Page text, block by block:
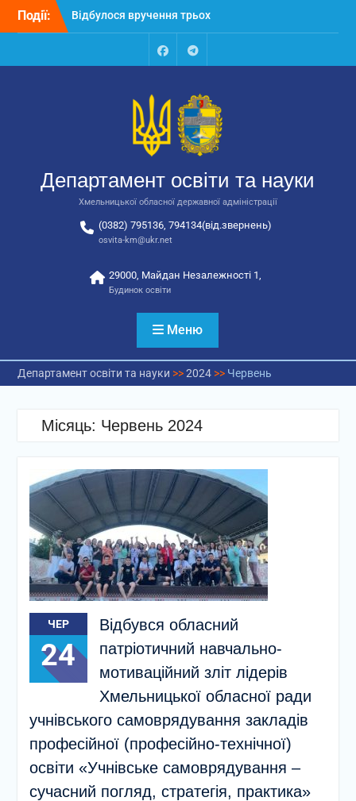
Перейти
Події:
Відбулося вручення трьох
автобусів для потреб
Відбулося засідання
освіти та науки обласної
державної адміністрації
Відбулась обласна
національно-патріотичне
виховання
FacebookTalegram
Департамент освіти та науки
Хмельницької обласної державної адміністрації
(0382) 795136, 794134(від.звернень)
osvita-km@ukr.net
29000, Майдан Незалежності 1,
Будинок освіти
Меню
Департамент освіти та науки >>2024>> Червень
Місяць: Червень 2024
ЧЕР
24
Відбувся обласний
патріотичний навчально-
мотиваційний зліт лідерів
Хмельницької обласної ради
учнівського самоврядування закладів
професійної (професійно-технічної)
освіти «Учнівське самоврядування –
сучасний погляд, стратегія, практика»